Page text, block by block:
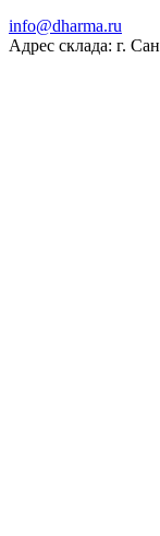
ur.amrahd@ofni
Адрес склада: г.